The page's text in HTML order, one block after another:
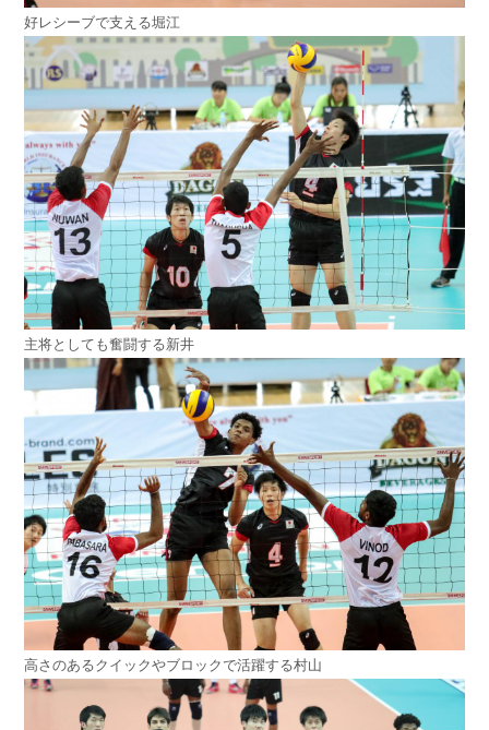
好レシーブで支える堀江
主将としても奮闘する新井
高さのあるクイックやブロックで活躍する村山